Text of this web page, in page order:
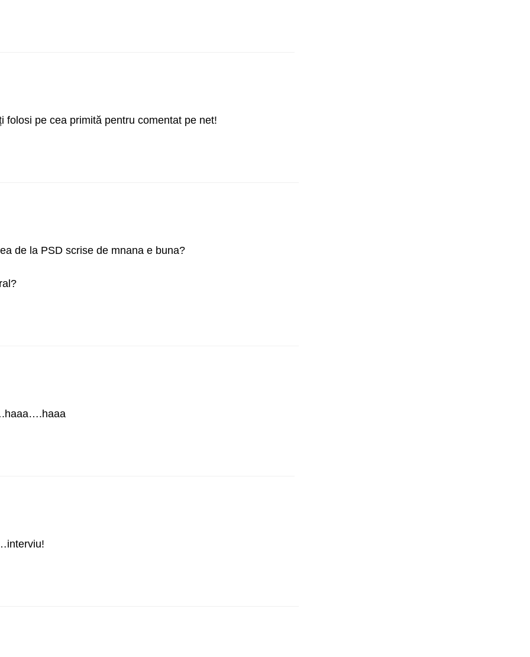
folosi pe cea primită pentru comentat pe net!
de la PSD scrise de mnana e buna?